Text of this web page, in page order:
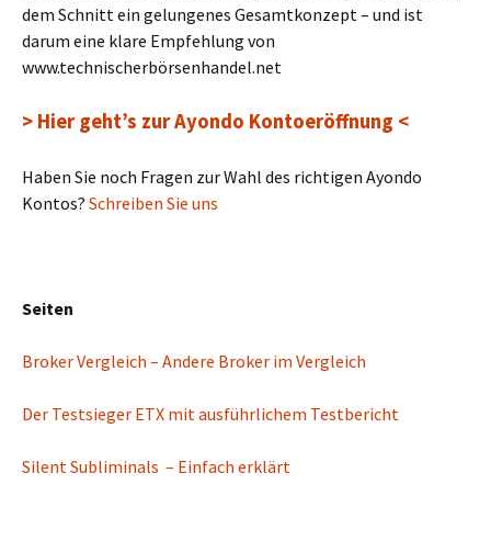
dem Schnitt ein gelungenes Gesamtkonzept – und ist
darum eine klare Empfehlung von
www.technischerbörsenhandel.net
> Hier geht’s zur Ayondo Kontoeröffnung <
Haben Sie noch Fragen zur Wahl des richtigen Ayondo
Kontos? Schreiben Sie uns
Seiten
Broker Vergleich – Andere Broker im Vergleich
Der Testsieger ETX mit ausführlichem Testbericht
Silent Subliminals – Einfach erklärt